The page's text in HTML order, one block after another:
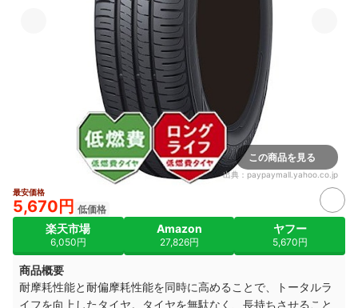
この商品を見る
出典： paypaymall.yahoo.co.jp
最安価格
5,670円 低価格
楽天市場
6,050円
Amazon
27,826円
ヤフー
5,670円
商品概要
耐摩耗性能と耐偏摩耗性能を同時に高めることで、トータルラ
イフを向上したタイヤ。タイヤを無駄なく、長持ちさせること